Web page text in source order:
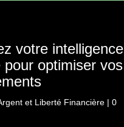
votre intelligence
pour optimiser vos
et Liberté Financière| 0